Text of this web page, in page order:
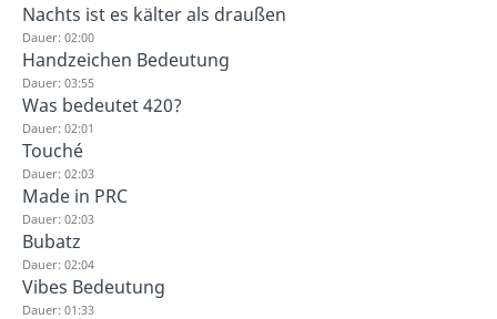
Nachts ist es kälter als draußen
Dauer: 02:00
Handzeichen Bedeutung
Dauer: 03:55
Was bedeutet 420?
Dauer: 02:01
Touché
Dauer: 02:03
Made in PRC
Dauer: 02:03
Bubatz
Dauer: 02:04
Vibes Bedeutung
Dauer: 01:33